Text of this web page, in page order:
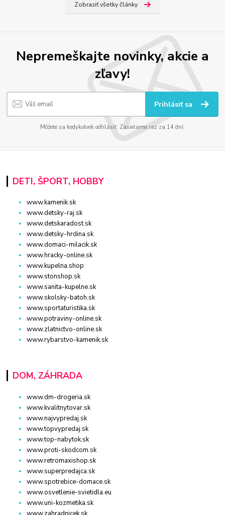
Zobraziť všetky články
Nepremeškajte novinky, akcie a
zľavy!
Prihlásiť sa
Môžete sa kedykoľvek odhlásiť. Zasielame raz za 14 dní.
DETI, ŠPORT, HOBBY
www.kamenik.sk
www.detsky-raj.sk
www.detskaradost.sk
www.detsky-hrdina.sk
www.domaci-milacik.sk
www.hracky-online.sk
www.kupelna.shop
www.stonshop.sk
www.sanita-kupelne.sk
www.skolsky-batoh.sk
www.sportaturistika.sk
www.potraviny-online.sk
www.zlatnictvo-online.sk
www.rybarstvo-kamenik.sk
DOM, ZÁHRADA
www.dm-drogeria.sk
www.kvalitnytovar.sk
www.najvypredaj.sk
www.topvypredaj.sk
www.top-nabytok.sk
www.proti-skodcom.sk
www.retromaxishop.sk
www.superpredajca.sk
www.spotrebice-domace.sk
www.osvetlenie-svietidla.eu
www.uni-kozmetika.sk